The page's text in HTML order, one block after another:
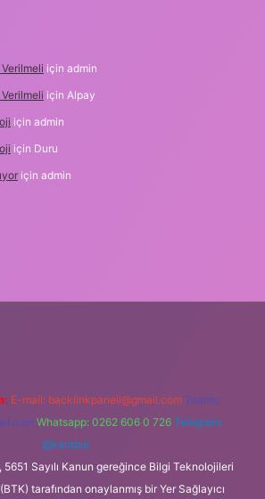
için admin
için Alpay
için admin
için Duru
için admin
E-mail: backlinkpaneli@gmail.com Teams:
Whatsapp: 0262 606 0 726 Telegram:
@karabul
5651 Sayılı Kanun gereğince Bilgi Teknolojileri
tarafından onaylanmış bir Yer Sağlayıcı